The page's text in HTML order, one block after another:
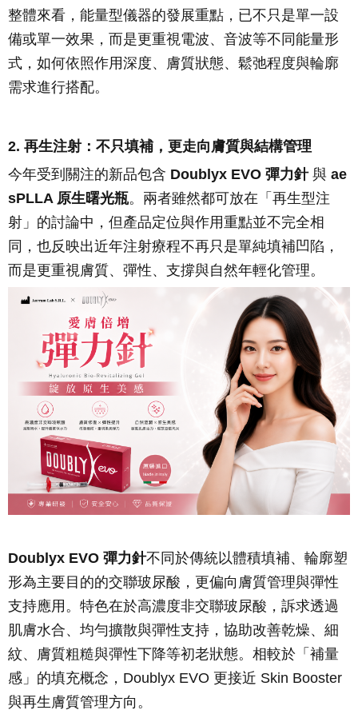
整體來看，能量型儀器的發展重點，已不只是單一設
備或單一效果，而是更重視電波、音波等不同能量形
式，如何依照作用深度、膚質狀態、鬆弛程度與輪廓
需求進行搭配。
2. 再生注射：不只填補，更走向膚質與結構管理
今年受到關注的新品包含 Doublyx EVO 彈力針與 ae
sPLLA 原生曙光瓶。兩者雖然都可放在「再生型注
射」的討論中，但產品定位與作用重點並不完全相
同，也反映出近年注射療程不再只是單純填補凹陷，
而是更重視膚質、彈性、支撐與自然年輕化管理。
Doublyx EVO 彈力針不同於傳統以體積填補、輪廓塑
形為主要目的的交聯玻尿酸，更偏向膚質管理與彈性
支持應用。特色在於高濃度非交聯玻尿酸，訴求透過
肌膚水合、均勻擴散與彈性支持，協助改善乾燥、細
紋、膚質粗糙與彈性下降等初老狀態。相較於「補量
感」的填充概念，Doublyx EVO 更接近 Skin Booster
與再生膚質管理方向。